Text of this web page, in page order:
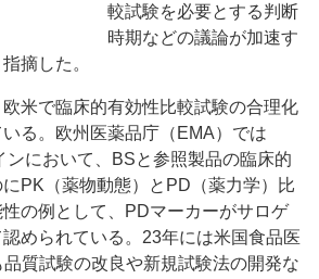
較試験を必要とする判断
時期などの議論が加速す
摘した。
米で臨床的有効性比較試験の合理化
る。欧州医薬品庁（EMA）では
ンにおいて、BSと参照製品の臨床的
PK（薬物動態）とPD（薬力学）比
の例として、PDマーカーがサロゲ
められている。23年には米国食品医
質試験の改良や新規試験法の開発な